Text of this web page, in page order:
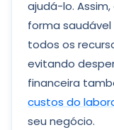
ajudá-lo.
forma
todos os
evitando
financeira
custos do
seu negócio.